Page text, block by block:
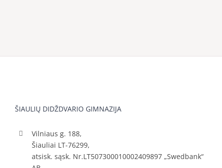
ŠIAULIŲ DIDŽDVARIO GIMNAZIJA
Vilniaus g. 188,
Šiauliai LT-76299,
atsisk. sąsk. Nr.LT507300010002409897 „Swedbank“